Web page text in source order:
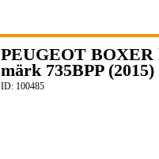
PEUGEOT BOXER
märk 735BPP (2015)
ID: 100485